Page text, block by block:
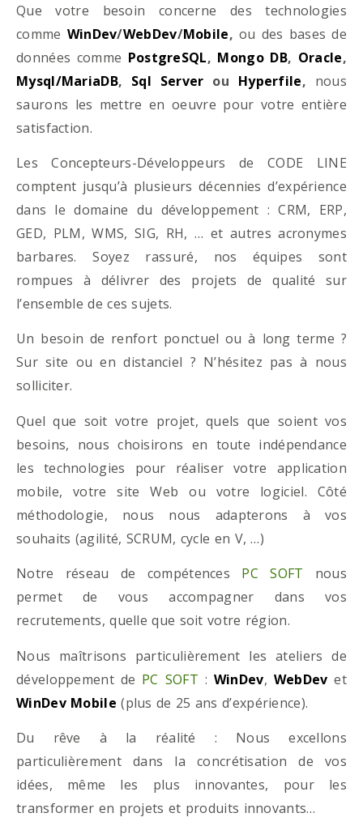
Que votre besoin concerne des technologies
comme WinDev/WebDev/Mobile, ou des bases de
données comme PostgreSQL, Mongo DB, Oracle,
Mysql/MariaDB, Sql Server ou Hyperfile, nous
saurons les mettre en oeuvre pour votre entière
satisfaction.
Les Concepteurs-Développeurs de CODE LINE
comptent jusqu’à plusieurs décennies d’expérience
dans le domaine du développement : CRM, ERP,
GED, PLM, WMS, SIG, RH, … et autres acronymes
barbares. Soyez rassuré, nos équipes sont
rompues à délivrer des projets de qualité sur
l’ensemble de ces sujets.
Un besoin de renfort ponctuel ou à long terme ?
Sur site ou en distanciel ? N’hésitez pas à nous
solliciter.
Quel que soit votre projet, quels que soient vos
besoins, nous choisirons en toute indépendance
les technologies pour réaliser votre application
mobile, votre site Web ou votre logiciel. Côté
méthodologie, nous nous adapterons à vos
souhaits (agilité, SCRUM, cycle en V, …)
Notre réseau de compétences PC SOFT nous
permet de vous accompagner dans vos
recrutements, quelle que soit votre région.
Nous maîtrisons particulièrement les ateliers de
développement de PC SOFT : WinDev, WebDev et
WinDev Mobile (plus de 25 ans d’expérience).
Du rêve à la réalité : Nous excellons
particulièrement dans la concrétisation de vos
idées, même les plus innovantes, pour les
transformer en projets et produits innovants…